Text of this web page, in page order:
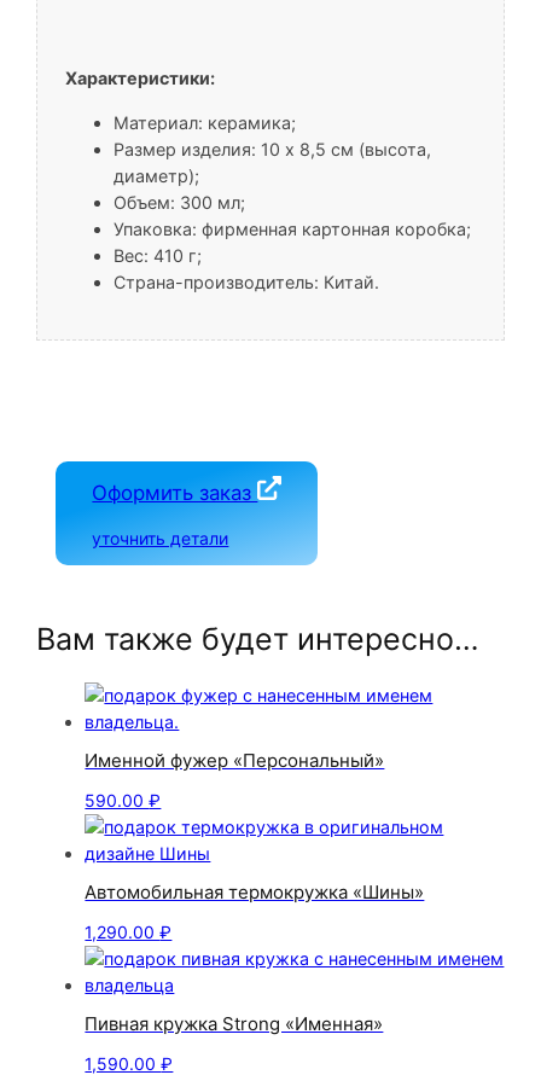
Характеристики:
Материал: керамика;
Размер изделия: 10 x 8,5 см (высота,
диаметр);
Объем: 300 мл;
Упаковка: фирменная картонная коробка;
Вес: 410 г;
Страна-производитель: Китай.
Оформить заказ
уточнить детали
Вам также будет интересно…
Именной фужер «Персональный»
590.00₽
Автомобильная термокружка «Шины»
1,290.00₽
Пивная кружка Strong «Именная»
1,590.00₽